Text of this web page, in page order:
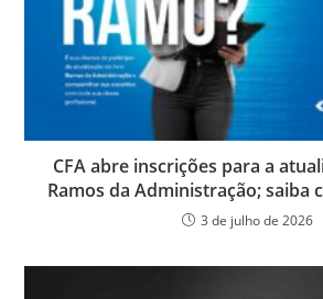
CFA abre inscrições para a
Ramos da Administração; saiba
3 de julho de 2026